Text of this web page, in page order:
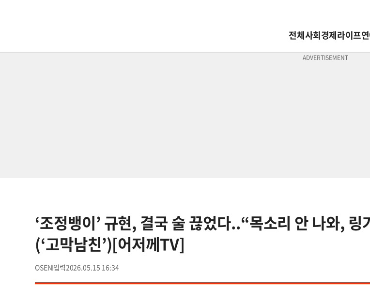
전체사회경제라이프
‘조정뱅이’ 규현, 결국 술 끊었다..“목소리 안 나와, 링
(‘고막남친’)[어저께TV]
OSEN 2026.05.15 16:34